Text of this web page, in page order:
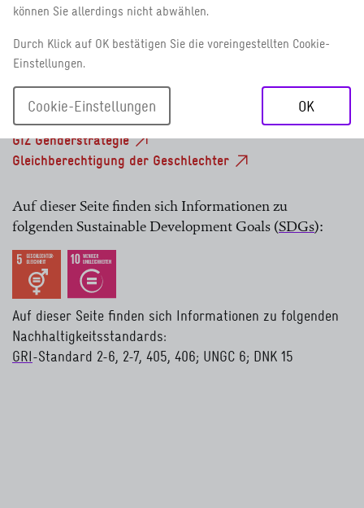
können Sie allerdings nicht abwählen.
Durch Klick auf OK bestätigen Sie die voreingestellten Cookie-
Einstellungen.
Cookie-Einstellungen OK
Gender in der GIZ
Menschen bei der GIZ
Menschenrechte großschreiben
Wertvolle Vielfalt
GIZ Genderstrategie
Gleichberechtigung der Geschlechter
Auf dieser Seite finden sich Informationen zu
folgenden Sustainable Development Goals (SDGs
lesen Sie mehr
):
Auf dieser Seite finden sich Informationen zu folgenden
Nachhaltigkeitsstandards:
GRI-Standard 2-6, 2-7, 405, 406; UNGC 6; DNK 15